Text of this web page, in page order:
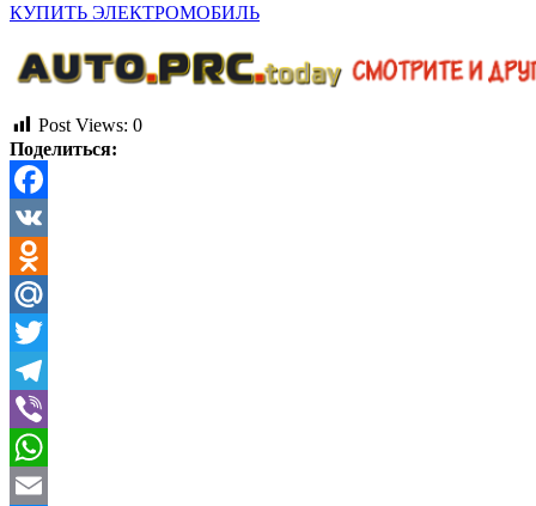
КУПИТЬ ЭЛЕКТРОМОБИЛЬ
Post Views: 0
Поделиться:
Facebook
VK
Odnoklassniki
Mail.Ru
Twitter
Telegram
Viber
WhatsApp